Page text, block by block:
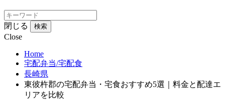
閉じる 検索
Close
Home
宅配弁当/宅配食
長崎県
東彼杵郡の宅配弁当・宅食おすすめ5選｜料金と配達エ
リアを比較